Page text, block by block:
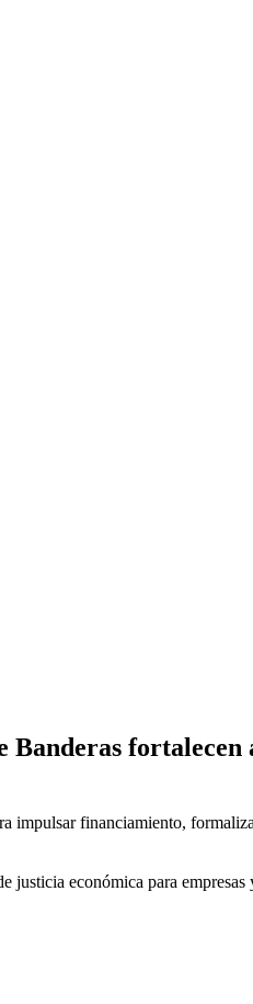
fortalecen
impulsar financiamiento,
económica para empresas